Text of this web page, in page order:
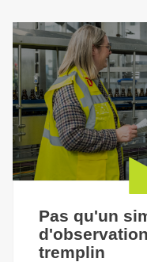
Pas qu'un
tremplin